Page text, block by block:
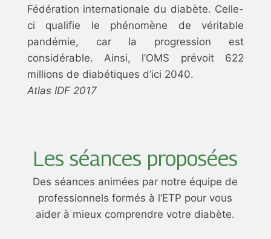
Fédération internationale du diabète. Celle-
ci qualifie le phénomène de véritable
pandémie, car la progression est
considérable. Ainsi, l’OMS prévoit 622
millions de diabétiques d’ici 2040.
Atlas IDF 2017
Les séances proposées
Des séances animées par notre équipe de
professionnels formés à l’ETP pour vous
aider à mieux comprendre votre diabète.